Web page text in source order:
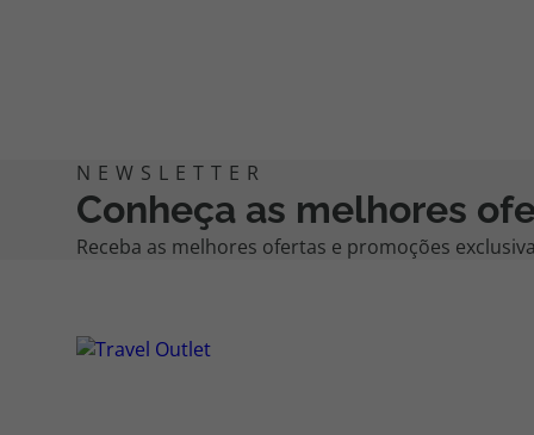
Conheça as melhores
Receba as melhores ofertas e promoções